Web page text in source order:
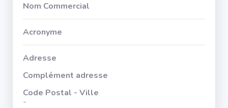
Nom Commercial
Acronyme
Adresse
Complément adresse
Code Postal - Ville
-